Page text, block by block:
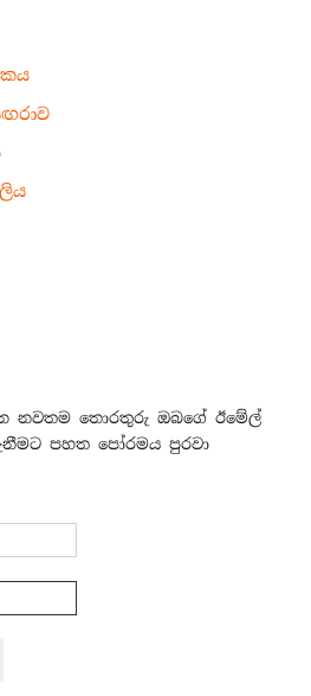
නවතම තොරතුරු ඔබගේ ඊමේල්
පහත පෝරමය පුරවා